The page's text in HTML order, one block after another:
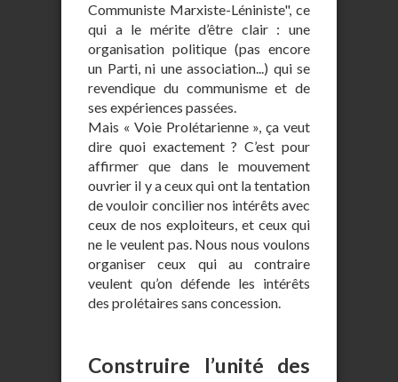
Communiste Marxiste-Léniniste", ce
qui a le mérite d’être clair : une
organisation politique (pas encore
un Parti, ni une association...) qui se
revendique du communisme et de
ses expériences passées.
Mais « Voie Prolétarienne », ça veut
dire quoi exactement ? C’est pour
affirmer que dans le mouvement
ouvrier il y a ceux qui ont la tentation
de vouloir concilier nos intérêts avec
ceux de nos exploiteurs, et ceux qui
ne le veulent pas. Nous nous voulons
organiser ceux qui au contraire
veulent qu’on défende les intérêts
des prolétaires sans concession.
Construire l’unité des